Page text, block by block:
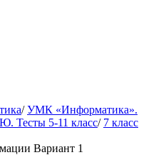
/ УМК «Информатика».
Тесты 5-11 класс/ 7 класс
Вариант 1